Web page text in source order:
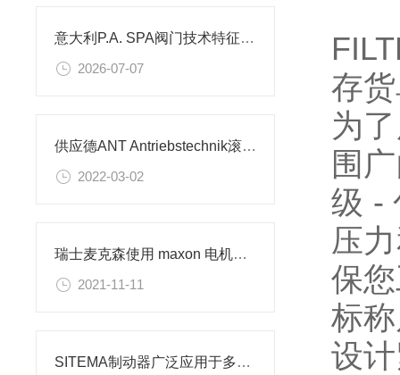
意大利P.A. SPA阀门技术特征与全行业应用工况
2026-07-07
供应德ANT Antriebstechnik滚珠丝杠螺母
2022-03-02
瑞士麦克森使用 maxon 电机飞上高空
2021-11-11
SITEMA制动器广泛应用于多个领域
存
为
围
级 -
压
保
标
设